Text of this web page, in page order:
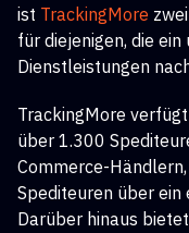
ist TrackingMore
für diejenigen, die
Dienstleistungen
TrackingMore
über 1.300
Commerce-
Spediteuren über ein
Darüber hinaus